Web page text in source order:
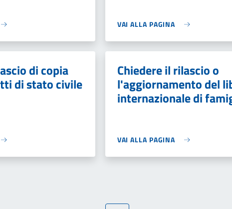
VAI ALLA PAGINA
di copia
di stato civile
Chiedere il rilascio o
l'aggiornamento del
internazionale di
VAI ALLA PAGINA